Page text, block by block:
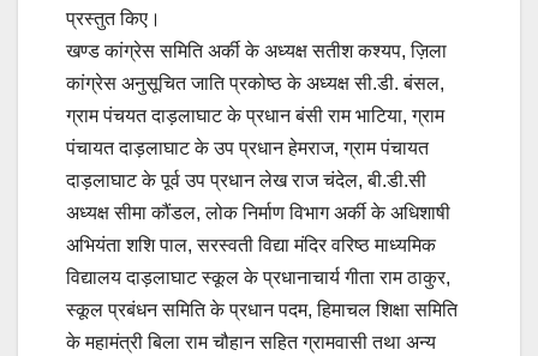
प्रस्तुत किए।
खण्ड कांग्रेस समिति अर्की के अध्यक्ष सतीश कश्यप, ज़िला
कांग्रेस अनुसूचित जाति प्रकोष्ठ के अध्यक्ष सी.डी. बंसल,
ग्राम पंचयत दाड़लाघाट के प्रधान बंसी राम भाटिया, ग्राम
पंचायत दाड़लाघाट के उप प्रधान हेमराज, ग्राम पंचायत
दाड़लाघाट के पूर्व उप प्रधान लेख राज चंदेल, बी.डी.सी
अध्यक्ष सीमा कौंडल, लोक निर्माण विभाग अर्की के अधिशाषी
अभियंता शशि पाल, सरस्वती विद्या मंदिर वरिष्ठ माध्यमिक
विद्यालय दाड़लाघाट स्कूल के प्रधानाचार्य गीता राम ठाकुर,
स्कूल प्रबंधन समिति के प्रधान पदम, हिमाचल शिक्षा समिति
के महामंत्री बिला राम चौहान सहित ग्रामवासी तथा अन्य